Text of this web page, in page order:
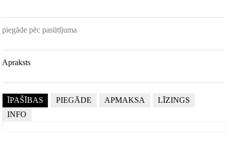
piegāde pēc pasūtījuma
Apraksts
ĪPAŠĪBAS PIEGĀDE APMAKSA
LĪZINGS
INFO